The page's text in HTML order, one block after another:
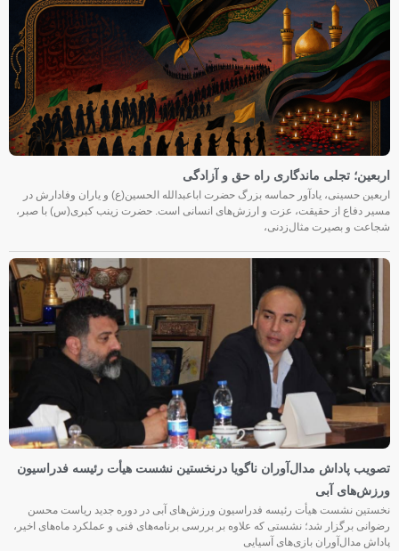
اربعین؛ تجلی ماندگاری راه حق و آزادگی
اربعین حسینی، یادآور حماسه بزرگ حضرت اباعبدالله الحسین(ع) و یاران وفادارش در
مسیر دفاع از حقیقت، عزت و ارزش‌های انسانی است. حضرت زینب کبری(س) با صبر،
شجاعت و بصیرت مثال‌زدنی،
تصویب پاداش مدال‌آوران ناگویا درنخستین نشست هیأت رئیسه فدراسیون
ورزش‌های آبی
نخستین نشست هیأت رئیسه فدراسیون ورزش‌های آبی در دوره جدید ریاست محسن
رضوانی برگزار شد؛ نشستی که علاوه بر بررسی برنامه‌های فنی و عملکرد ماه‌های اخیر،
پاداش مدال‌آوران بازی‌های آسیایی